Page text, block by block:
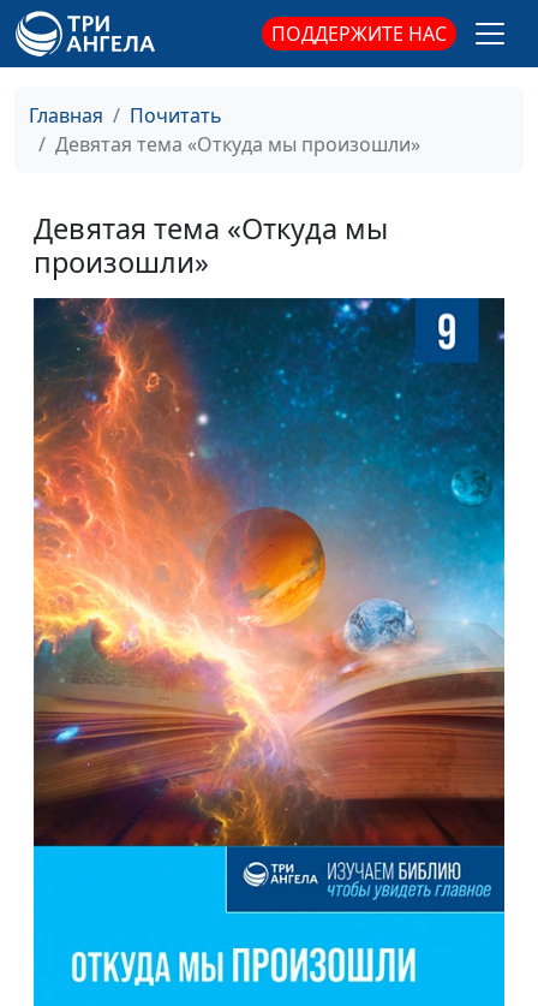
ПОДДЕРЖИТЕ НАС
Главная
Почитать
Девятая тема «Откуда мы произошли»
Девятая тема «Откуда мы
произошли»